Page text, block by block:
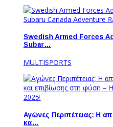
Swedish Armed Forces
Subar…
MULTISPORTS
Αγώνες Περιπέτειας: Η
κα…